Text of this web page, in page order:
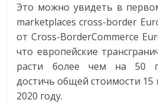
для
Commerce,
ритейле,
логистике,
технологиях,
соцсетях.
Это можно увидеть в
marketplaces cross-border
от Cross-BorderCommerce
что европейские
расти более чем на 50
достичь общей стоимости
2020 году.